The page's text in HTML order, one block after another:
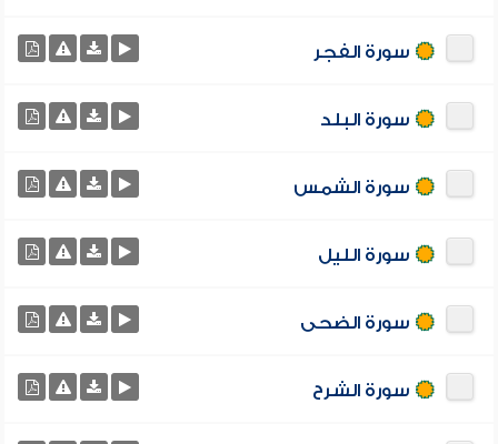
سورة الفجر
سورة البلد
سورة الشمس
سورة الليل
سورة الضحى
سورة الشرح